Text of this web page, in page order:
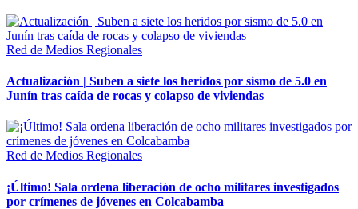
Red de Medios Regionales
Actualización | Suben a siete los heridos por sismo de 5.0 en
Junín tras caída de rocas y colapso de viviendas
Red de Medios Regionales
¡Último! Sala ordena liberación de ocho militares investigados
por crímenes de jóvenes en Colcabamba